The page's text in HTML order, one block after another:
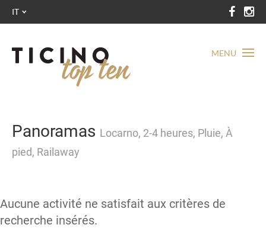
MENU
IT
Panoramas Locarno, 2-4 heures, Pluie, À
pied, Railaway
Aucune activité ne satisfait aux critères de
recherche insérés.